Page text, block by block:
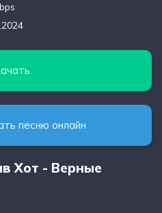
песню онлайн
Хот - Верные